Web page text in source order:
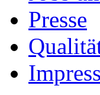
Presse